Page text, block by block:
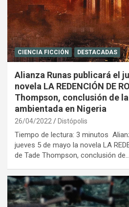
CIENCIA FICCIÓN DESTACADAS
Alianza Runas publicará el
novela LA REDENCIÓN DE
Thompson, conclusión de
ambientada en Nigeria
26/04/2022 Distópolis
Tiempo de lectura: 3 minutos
jueves 5 de mayo la novela LA
de Tade Thompson, conclusión de…